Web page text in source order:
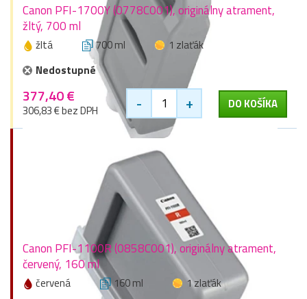
Canon PFI-1700Y (0778C001), originálny atrament,
žltý, 700 ml
žltá 700 ml
1 zlaťák
Nedostupné
377,40 €
306,83 € bez DPH - + DO KOŠÍKA
Canon PFI-1100R (0858C001), originálny atrament,
červený, 160 ml
červená 160 ml
1 zlaťák